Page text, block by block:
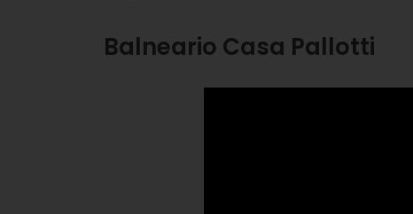
Balneario Casa Pallotti